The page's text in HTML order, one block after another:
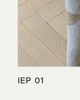
IEP 01